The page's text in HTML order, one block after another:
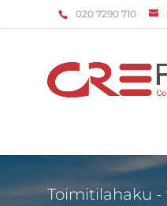
‌020 7290 710
Toimitilahaku